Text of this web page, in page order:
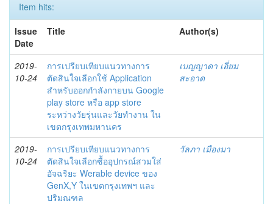
Item hits:
Issue
Date
Title Author(s)
2019-
10-24
การเปรียบเทียบแนวทางการ
ตัดสินใจเลือกใช้ Application
สำหรับออกกำลังกายบน Google
play store หรือ app store
ระหว่างวัยรุ่นและวัยทำงาน ใน
เขตกรุงเทพมหานคร
เบญญาดา เอี่ยม
สะอาด
2019-
10-24
การเปรียบเทียบแนวทางการ
ตัดสินใจเลือกซื้ออุปกรณ์สวมใส่
อัจฉริยะ Werable device ของ
GenX,Y ในเขตกรุงเทพฯ และ
ปริมณฑล
วัลภา เมืองมา